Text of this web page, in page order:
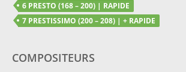
6 PRESTO (168 – 200) | RAPIDE
7 PRESTISSIMO (200 – 208) | + RAPIDE
COMPOSITEURS